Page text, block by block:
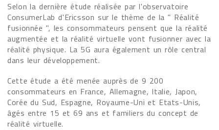
Selon la dernière étude réalisée par l'observatoire
ConsumerLab d'Ericsson sur le thème de la " Réalité
fusionnée ", les consommateurs pensent que la réalité
augmentée et la réalité virtuelle vont fusionner avec la
réalité physique. La 5G aura également un rôle central
dans leur développement.
Cette étude a été menée auprès de 9 200
consommateurs en France, Allemagne, Italie, Japon,
Corée du Sud, Espagne, Royaume-Uni et Etats-Unis,
âgés entre 15 et 69 ans et familiers du concept de
réalité virtuelle.